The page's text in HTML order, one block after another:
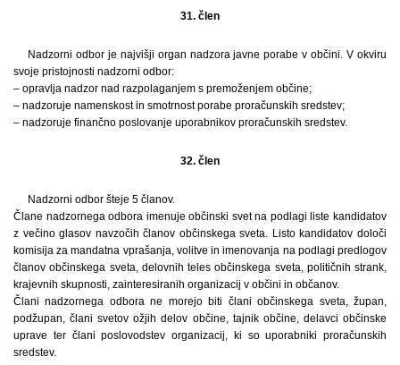
31. člen
Nadzorni odbor je najvišji organ nadzora javne porabe v občini. V okviru
svoje pristojnosti nadzorni odbor:
– opravlja nadzor nad razpolaganjem s premoženjem občine;
– nadzoruje namenskost in smotrnost porabe proračunskih sredstev;
– nadzoruje finančno poslovanje uporabnikov proračunskih sredstev.
32. člen
Nadzorni odbor šteje 5 članov.
Člane nadzornega odbora imenuje občinski svet na podlagi liste kandidatov
z večino glasov navzočih članov občinskega sveta. Listo kandidatov določi
komisija za mandatna vprašanja, volitve in imenovanja na podlagi predlogov
članov občinskega sveta, delovnih teles občinskega sveta, političnih strank,
krajevnih skupnosti, zainteresiranih organizacij v občini in občanov.
Člani nadzornega odbora ne morejo biti člani občinskega sveta, župan,
podžupan, člani svetov ožjih delov občine, tajnik občine, delavci občinske
uprave ter člani poslovodstev organizacij, ki so uporabniki proračunskih
sredstev.